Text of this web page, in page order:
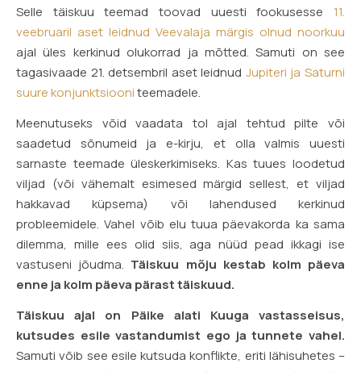
Selle täiskuu teemad toovad uuesti fookusesse 11.
veebruaril aset leidnud Veevalaja märgis olnud noorkuu
ajal üles kerkinud olukorrad ja mõtted. Samuti on see
tagasivaade 21. detsembril aset leidnud Jupiteri ja Saturni
suure konjunktsiooniteemadele.
Meenutuseks võid vaadata tol ajal tehtud pilte või
saadetud sõnumeid ja e-kirju, et olla valmis uuesti
sarnaste teemade üleskerkimiseks. Kas tuues loodetud
viljad (või vähemalt esimesed märgid sellest, et viljad
hakkavad küpsema) või lahendused kerkinud
probleemidele. Vahel võib elu tuua päevakorda ka sama
dilemma, mille ees olid siis, aga nüüd pead ikkagi ise
vastuseni jõudma. Täiskuu mõju kestab kolm päeva
enne ja kolm päeva pärast täiskuud.
Täiskuu ajal on Päike alati Kuuga vastasseisus,
kutsudes esile vastandumist ego ja tunnete vahel.
Samuti võib see esile kutsuda konflikte, eriti lähisuhetes –